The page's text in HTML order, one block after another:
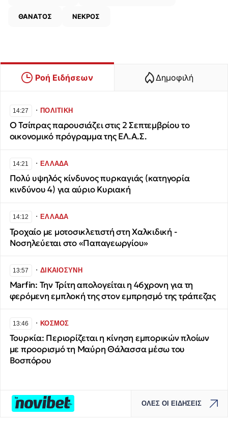
ΘΑΝΑΤΟΣ ΝΕΚΡΟΣ
Ροή Ειδήσεων Δημοφιλή
14:27 ∙ΠΟΛΙΤΙΚΗ
Ο Τσίπρας παρουσιάζει στις 2 Σεπτεμβρίου το
οικονομικό πρόγραμμα της ΕΛ.Α.Σ.
14:21 ∙ΕΛΛΑΔΑ
Πολύ υψηλός κίνδυνος πυρκαγιάς (κατηγορία
κινδύνου 4) για αύριο Κυριακή
14:12 ∙ΕΛΛΑΔΑ
Τροχαίο με μοτοσικλετιστή στη Χαλκιδική -
Νοσηλεύεται στο «Παπαγεωργίου»
13:57 ∙ΔΙΚΑΙΟΣΥΝΗ
Marfin: Την Τρίτη απολογείται η 46χρονη για τη
φερόμενη εμπλοκή της στον εμπρησμό της τράπεζας
13:46 ∙ΚΟΣΜΟΣ
Τουρκία: Περιορίζεται η κίνηση εμπορικών πλοίων
με προορισμό τη Μαύρη Θάλασσα μέσω του
Βοσπόρου
ΟΛΕΣ ΟΙ ΕΙΔΗΣΕΙΣ